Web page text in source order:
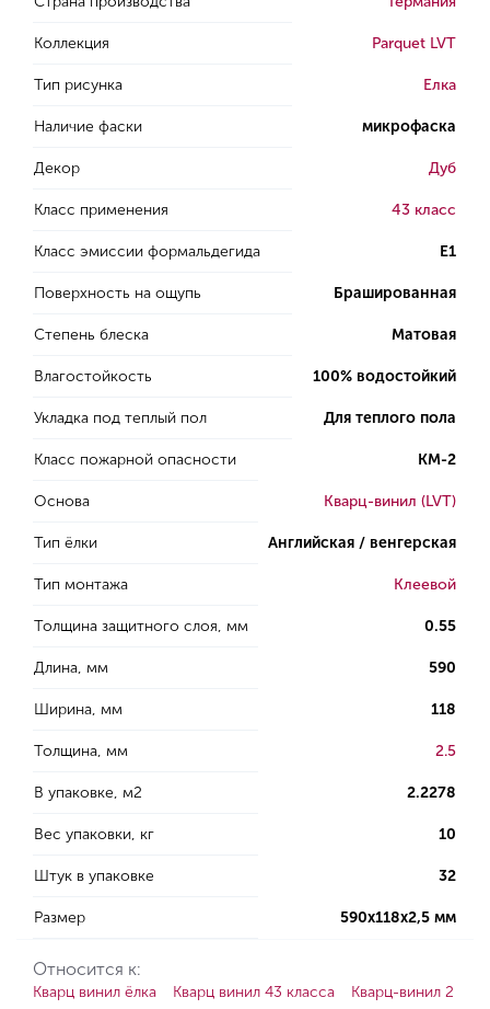
Коллекция Parquet LVT
Тип рисунка Елка
Наличие фаски микрофаска
Декор Дуб
Класс применения 43 класс
Класс эмиссии формальдегида E1
Поверхность на ощупь Брашированная
Степень блеска Матовая
Влагостойкость 100% водостойкий
Укладка под теплый пол Для теплого пола
Класс пожарной опасности КМ-2
Основа Кварц-винил (LVT)
Тип ёлки Английская / венгерская
Тип монтажа Клеевой
Толщина защитного слоя, мм 0.55
Длина, мм 590
Ширина, мм 118
Толщина, мм 2.5
В упаковке, м2 2.2278
Вес упаковки, кг 10
Штук в упаковке 32
Размер 590х118х2,5 мм
Относится к:
Кварц винил ёлка Кварц винил 43 класса Кварц-винил 2